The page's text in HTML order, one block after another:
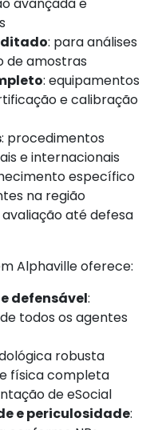
: para análises
de amostras
: equipamentos
e calibração
: procedimentos
e internacionais
específico
na região
avaliação até defesa
Alphaville oferece:
defensável:
todos os agentes
robusta
física completa
de eSocial
e periculosidade: